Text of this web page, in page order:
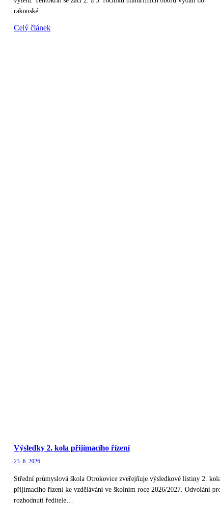
rakouské…
Celý článek
Výsledky 2. kola přijímacího řízení
23. 6. 2026
Střední průmyslová škola Otrokovice zveřejňuje výsledkové listiny 2.
přijímacího řízení ke vzdělávání ve školním roce 2026/2027. Odvolání
rozhodnutí ředitele…